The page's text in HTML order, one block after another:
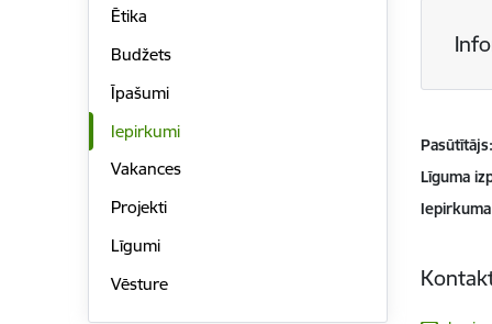
Ētika
Budžets
Īpašumi
Iepirkumi
Vakances
Projekti
Līgumi
Vēsture
Pasūtītājs
Līguma